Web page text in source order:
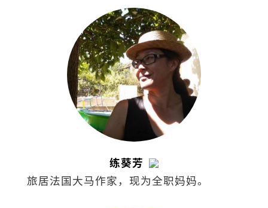
练葵芳
旅居法国大马作家，现为全职妈妈。